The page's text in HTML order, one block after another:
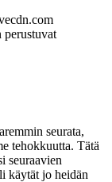
seurata,
tehokkuutta. Tätä
seuraavien
käytät jo heidän